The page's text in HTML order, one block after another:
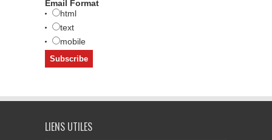
Email Format
html
text
mobile
LIENS UTILES